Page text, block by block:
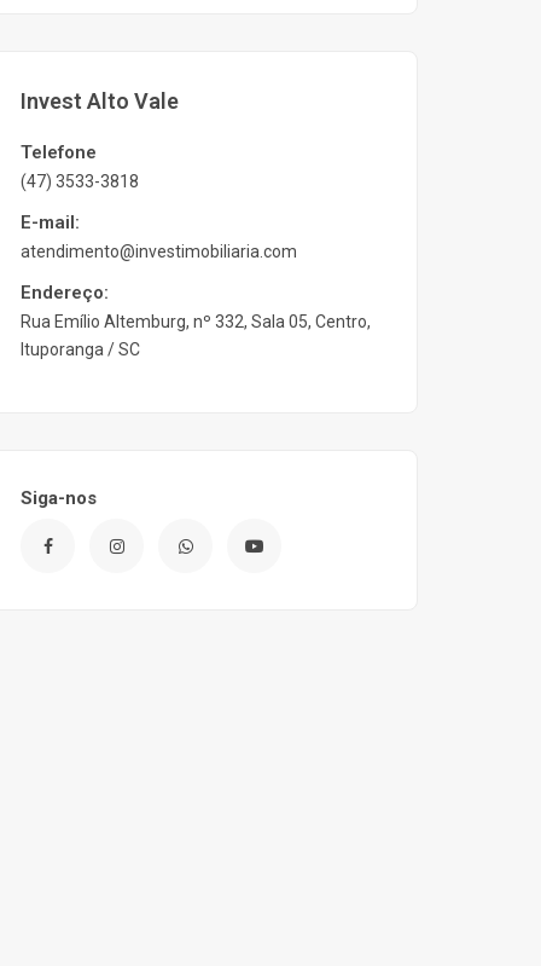
Invest Alto Vale
Telefone
(47) 3533-3818
E-mail:
atendimento@investimobiliaria.com
Endereço:
Rua Emílio Altemburg, nº 332, Sala 05, Centro,
Ituporanga / SC
Siga-nos